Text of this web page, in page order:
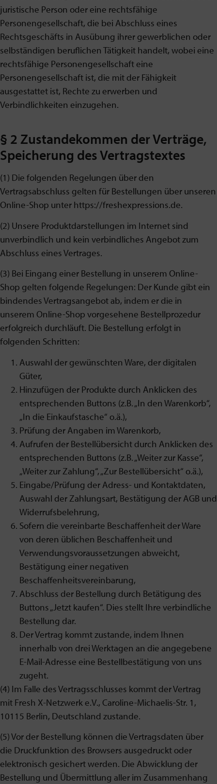
juristische Person oder eine rechtsfähige
Personengesellschaft, die bei Abschluss eines
Rechtsgeschäfts in Ausübung ihrer gewerblichen oder
selbständigen beruflichen Tätigkeit handelt, wobei eine
rechtsfähige Personengesellschaft eine
Personengesellschaft ist, die mit der Fähigkeit
ausgestattet ist, Rechte zu erwerben und
Verbindlichkeiten einzugehen.
§ 2 Zustandekommen der Verträge,
Speicherung des Vertragstextes
(1) Die folgenden Regelungen über den
Vertragsabschluss gelten für Bestellungen über unseren
Online-Shop unter https://freshexpressions.de.
(2) Unsere Produktdarstellungen im Internet sind
unverbindlich und kein verbindliches Angebot zum
Abschluss eines Vertrages.
(3) Bei Eingang einer Bestellung in unserem Online-
Shop gelten folgende Regelungen: Der Kunde gibt ein
bindendes Vertragsangebot ab, indem er die in
unserem Online-Shop vorgesehene Bestellprozedur
erfolgreich durchläuft. Die Bestellung erfolgt in
folgenden Schritten:
Auswahl der gewünschten Ware, der digitalen
Güter,
Hinzufügen der Produkte durch Anklicken des
entsprechenden Buttons (z.B. „In den Warenkorb“,
„In die Einkaufstasche“ o.ä.),
Prüfung der Angaben im Warenkorb,
Aufrufen der Bestellübersicht durch Anklicken des
entsprechenden Buttons (z.B. „Weiter zur Kasse“,
„Weiter zur Zahlung“, „Zur Bestellübersicht“ o.ä.),
Eingabe/Prüfung der Adress- und Kontaktdaten,
Auswahl der Zahlungsart, Bestätigung der AGB und
Widerrufsbelehrung,
Sofern die vereinbarte Beschaffenheit der Ware
von deren üblichen Beschaffenheit und
Verwendungsvoraussetzungen abweicht,
Bestätigung einer negativen
Beschaffenheitsvereinbarung,
Abschluss der Bestellung durch Betätigung des
Buttons „Jetzt kaufen“. Dies stellt Ihre verbindliche
Bestellung dar.
Der Vertrag kommt zustande, indem Ihnen
innerhalb von drei Werktagen an die angegebene
E-Mail-Adresse eine Bestellbestätigung von uns
zugeht.
(4) Im Falle des Vertragsschlusses kommt der Vertrag
mit Fresh X-Netzwerk e.V., Caroline-Michaelis-Str. 1,
10115 Berlin, Deutschland zustande.
(5) Vor der Bestellung können die Vertragsdaten über
die Druckfunktion des Browsers ausgedruckt oder
elektronisch gesichert werden. Die Abwicklung der
Bestellung und Übermittlung aller im Zusammenhang